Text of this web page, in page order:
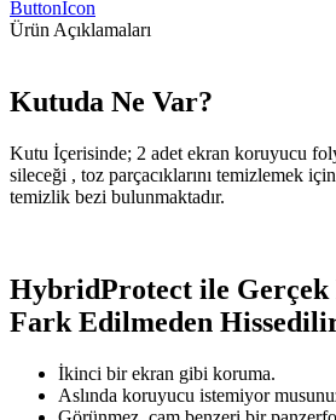
ButtonIcon
Ürün Açıklamaları
Kutuda Ne Var?
Kutu İçerisinde; 2 adet ekran koruyucu
sileceği , toz parçacıklarını temizlemek
temizlik bezi bulunmaktadır.
HybridProtect ile
Fark Edilmeden
İkinci bir ekran gibi koruma.
Aslında koruyucu istemiyor